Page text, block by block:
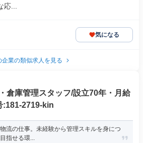
...
気になる
企業の類似求人を見る
倉庫管理スタッフ/設立70年・月給
:181-2719-kin
流の仕事。未経験から管理スキルを身につ
指せる環...